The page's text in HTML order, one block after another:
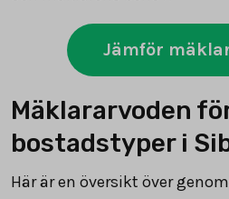
Jämför
Mäklararvoden
bostadstyper i
Här är en översikt över